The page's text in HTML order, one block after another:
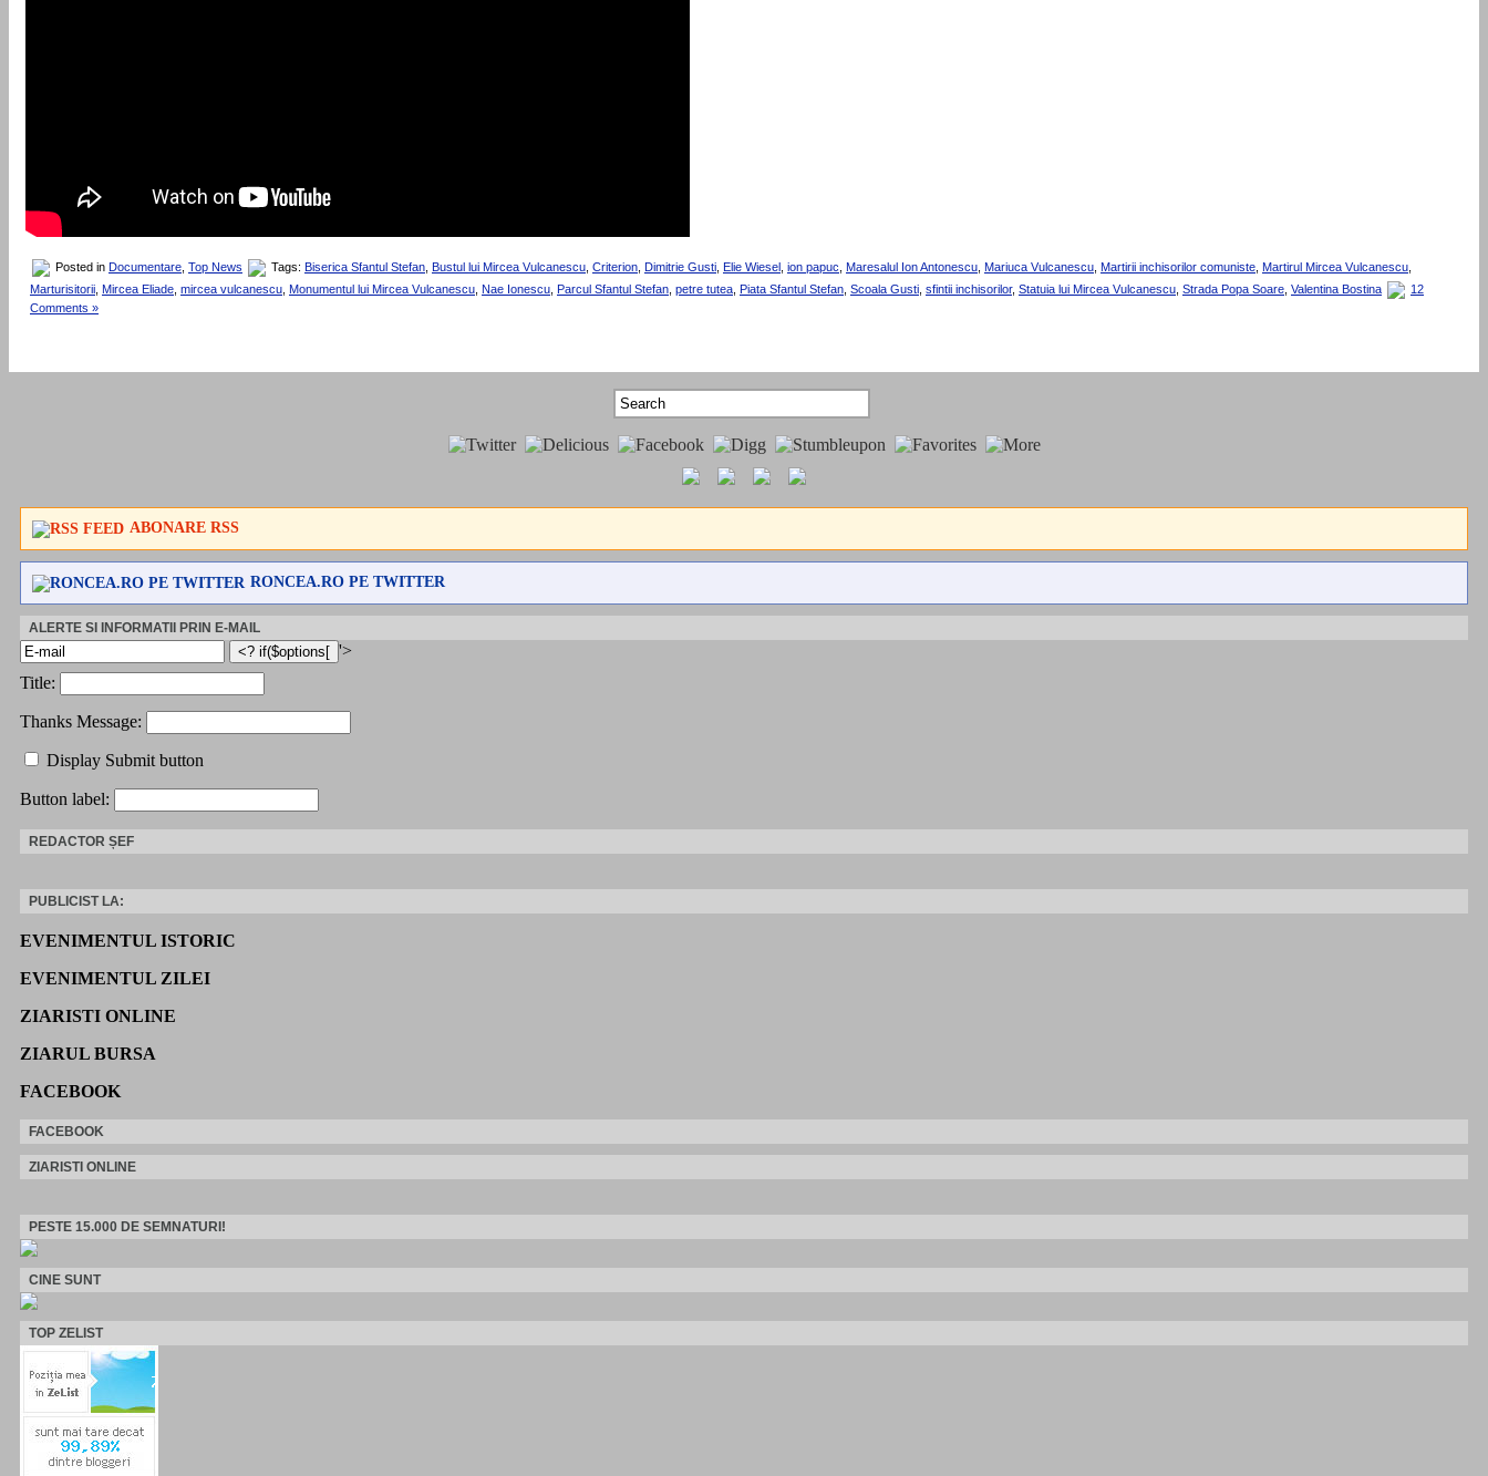
Posted in Documentare Top News Tags: Biserica Sfantul Stefan Bustul lui Mircea Vulcanescu Criterion Dimitrie Gusti Elie Wiesel ion papuc Maresalul Ion Antonescu Mariuca Vulcanescu Martirii inchisorilor comuniste Martirul Mircea Vulcanescu
Marturisitorii Mircea Eliade mircea vulcanescu Monumentul lui Mircea Vulcanescu Nae Ionescu Parcul Sfantul Stefan petre tutea Piata Sfantul Stefan Scoala Gusti sfintii inchisorilor, Statuia lui Mircea Vulcanescu Strada Popa Soare Valentina Bostina
12
Comments »
ABONARE RSS
RONCEA.RO PE TWITTER
ALERTE SI INFORMATII PRIN E-MAIL
'>
Title:
Thanks Message:
Display Submit button
Button label:
REDACTOR ȘEF
PUBLICIST LA:
EVENIMENTUL ISTORIC
EVENIMENTUL ZILEI
ZIARISTI ONLINE
ZIARUL BURSA
FACEBOOK
FACEBOOK
ZIARISTI ONLINE
PESTE 15.000 DE SEMNATURI!
CINE SUNT
TOP ZELIST